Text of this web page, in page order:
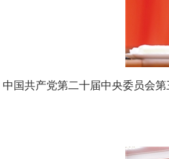
中国共产党第二十届中央委员会